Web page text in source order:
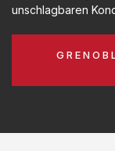
unschlagbaren